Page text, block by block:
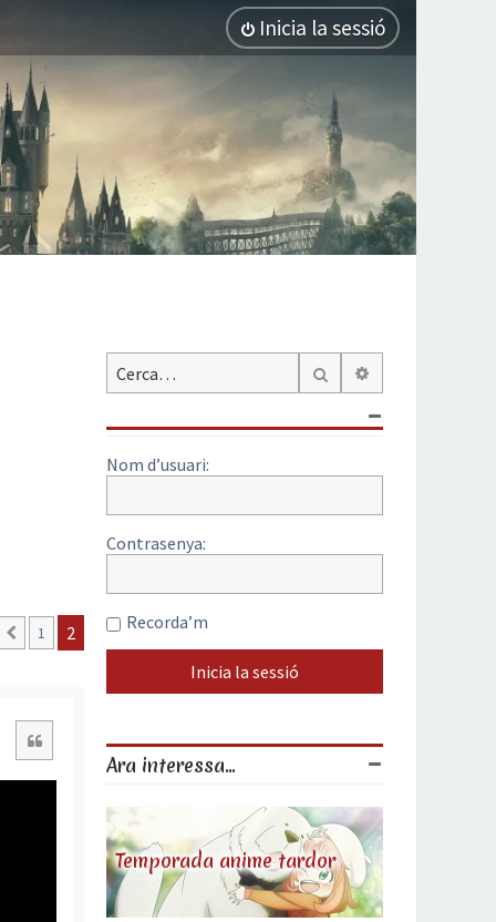
Inicia la sessió
Anterior
1 2
Cerca
Nom d’usuari:
Contrasenya:
Recorda’m
Ara interessa...
Temporada anime tardor